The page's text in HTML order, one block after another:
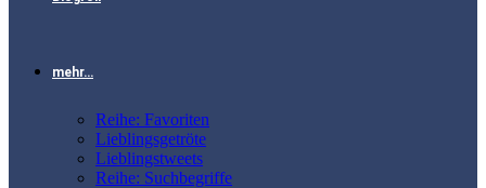
mehr…
Reihe: Favoriten
Lieblingsgetröte
Lieblingstweets
Reihe: Suchbegriffe